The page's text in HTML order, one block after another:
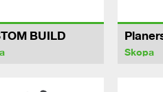
BUILD
Skopa